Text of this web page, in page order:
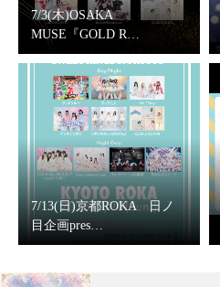
7/3(木)OSAKA
MUSE『GOLD R…
7/13(日)京都ROKA 日ノ
目企画pres…